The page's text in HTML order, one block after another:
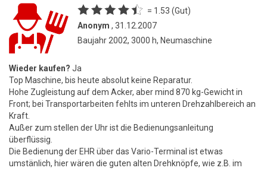
= 1.53 (Gut)
Anonym , 31.12.2007
Baujahr 2002, 3000 h, Neumaschine
Wieder kaufen? Ja
Top Maschine, bis heute absolut keine Reparatur.
Hohe Zugleistung auf dem Acker, aber mind 870 kg-Gewicht in
Front; bei Transportarbeiten fehlts im unteren Drehzahlbereich an
Kraft.
Außer zum stellen der Uhr ist die Bedienungsanleitung
überflüssig.
Die Bedienung der EHR über das Vario-Terminal ist etwas
umstänlich, hier wären die guten alten Drehknöpfe, wie z.B. im